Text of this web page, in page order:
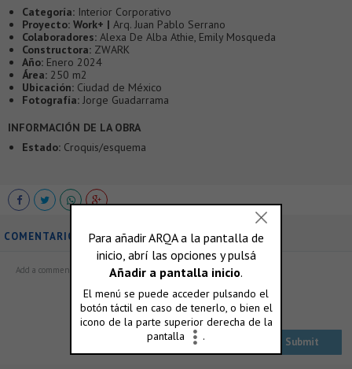
Categoría: Interior Corporativo
Proyecto: Work+ | Arq. Juan Pablo Serrano
Colaboradores: Alexa De Alba Athie, Emily Mosqueda
Constructora: ZWARK
Año: Enero 2024
Área: 250 m2
Ubicación: Ciudad de México
Fotografía: Jorge Guadarrama
INFORMACIÓN DE LA OBRA
Estado: Croquis/esquema
COMENTARIOS
ó accedé con